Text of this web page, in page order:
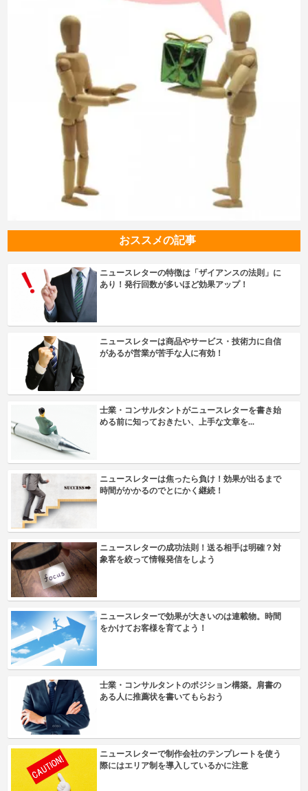
おススメの記事
ニュースレターの特徴は「ザイアンスの法則」に
あり！発行回数が多いほど効果アップ！
ニュースレターは商品やサービス・技術力に自信
があるが営業が苦手な人に有効！
士業・コンサルタントがニュースレターを書き始
める前に知っておきたい、上手な文章を...
ニュースレターは焦ったら負け！効果が出るまで
時間がかかるのでとにかく継続！
ニュースレターの成功法則！送る相手は明確？対
象客を絞って情報発信をしよう
ニュースレターで効果が大きいのは連載物。時間
をかけてお客様を育てよう！
士業・コンサルタントのポジション構築。肩書の
ある人に推薦状を書いてもらおう
ニュースレターで制作会社のテンプレートを使う
際にはエリア制を導入しているかに注意